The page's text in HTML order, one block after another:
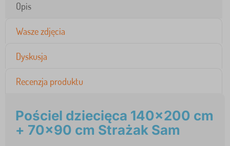
Opis
Wasze zdjęcia
Dyskusja
Recenzja produktu
Pościel dziecięca 140x200 cm
+ 70x90 cm Strażak Sam